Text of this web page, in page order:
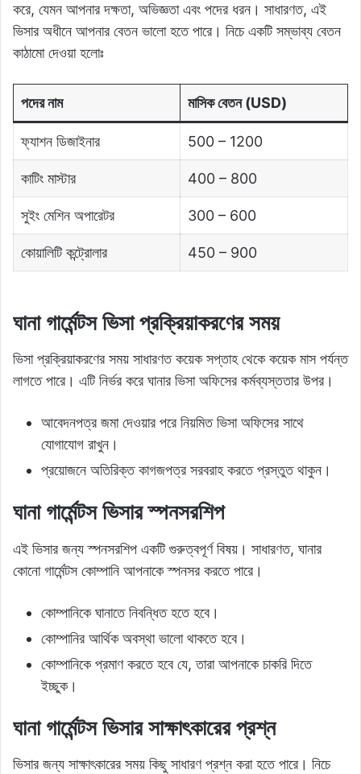
করে, যেমন আপনার দক্ষতা, অভিজ্ঞতা এবং পদের ধরন। সাধারণত, এই
ভিসার অধীনে আপনার বেতন ভালো হতে পারে। নিচে একটি সম্ভাব্য বেতন
কাঠামো দেওয়া হলোঃ
পদের নাম মাসিক বেতন (USD)
ফ্যাশন ডিজাইনার 500 – 1200
কাটিং মাস্টার 400 – 800
সুইং মেশিন অপারেটর 300 – 600
কোয়ালিটি কন্ট্রোলার 450 – 900
ঘানা গার্মেন্টস ভিসা প্রক্রিয়াকরণের সময়
ভিসা প্রক্রিয়াকরণের সময় সাধারণত কয়েক সপ্তাহ থেকে কয়েক মাস পর্যন্ত
লাগতে পারে। এটি নির্ভর করে ঘানার ভিসা অফিসের কর্মব্যস্ততার উপর।
আবেদনপত্র জমা দেওয়ার পরে নিয়মিত ভিসা অফিসের সাথে
যোগাযোগ রাখুন।
প্রয়োজনে অতিরিক্ত কাগজপত্র সরবরাহ করতে প্রস্তুত থাকুন।
ঘানা গার্মেন্টস ভিসার স্পনসরশিপ
এই ভিসার জন্য স্পনসরশিপ একটি গুরুত্বপূর্ণ বিষয়। সাধারণত, ঘানার
কোনো গার্মেন্টস কোম্পানি আপনাকে স্পনসর করতে পারে।
কোম্পানিকে ঘানাতে নিবন্ধিত হতে হবে।
কোম্পানির আর্থিক অবস্থা ভালো থাকতে হবে।
কোম্পানিকে প্রমাণ করতে হবে যে, তারা আপনাকে চাকরি দিতে
ইচ্ছুক।
ঘানা গার্মেন্টস ভিসার সাক্ষাৎকারের প্রশ্ন
ভিসার জন্য সাক্ষাৎকারের সময় কিছু সাধারণ প্রশ্ন করা হতে পারে। নিচে